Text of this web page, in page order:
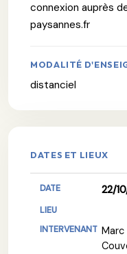
connexion auprès
paysannes.fr
MODALITÉ
distanciel
DATES ET LIEUX
22/